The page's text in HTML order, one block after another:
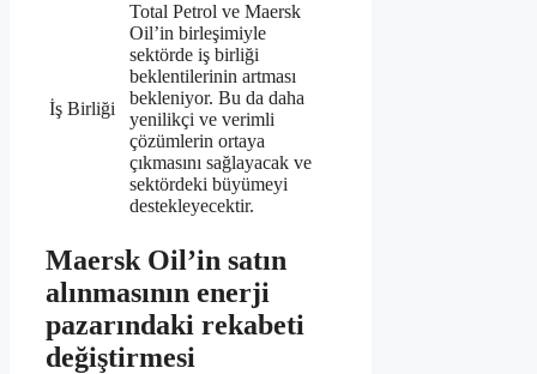
İş Birliği
Total Petrol ve Maersk
Oil’in birleşimiyle
sektörde iş birliği
beklentilerinin artması
bekleniyor. Bu da daha
yenilikçi ve verimli
çözümlerin ortaya
çıkmasını sağlayacak ve
sektördeki büyümeyi
destekleyecektir.
Maersk Oil’in satın
alınmasının enerji
pazarındaki rekabeti
değiştirmesi